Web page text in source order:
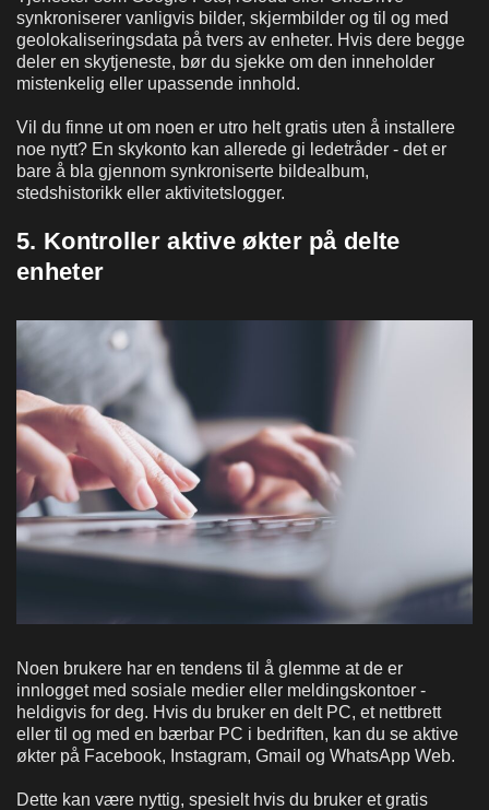
synkroniserer vanligvis bilder, skjermbilder og til og med
geolokaliseringsdata på tvers av enheter. Hvis dere begge
deler en skytjeneste, bør du sjekke om den inneholder
mistenkelig eller upassende innhold.
Vil du finne ut om noen er utro helt gratis uten å installere
noe nytt? En skykonto kan allerede gi ledetråder - det er
bare å bla gjennom synkroniserte bildealbum,
stedshistorikk eller aktivitetslogger.
5. Kontroller aktive økter på delte
enheter
Noen brukere har en tendens til å glemme at de er
innlogget med sosiale medier eller meldingskontoer -
heldigvis for deg. Hvis du bruker en delt PC, et nettbrett
eller til og med en bærbar PC i bedriften, kan du se aktive
økter på Facebook, Instagram, Gmail og WhatsApp Web.
Dette kan være nyttig, spesielt hvis du bruker et gratis